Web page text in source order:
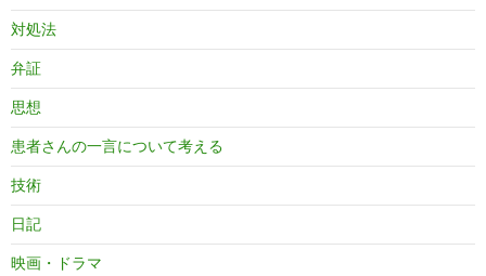
対処法
弁証
思想
患者さんの一言について考える
技術
日記
映画・ドラマ